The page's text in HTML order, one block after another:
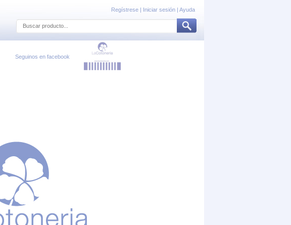
Regístrese | Iniciar sesión | Ayuda
Seguinos en facebook